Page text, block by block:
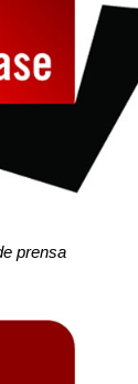
prensa